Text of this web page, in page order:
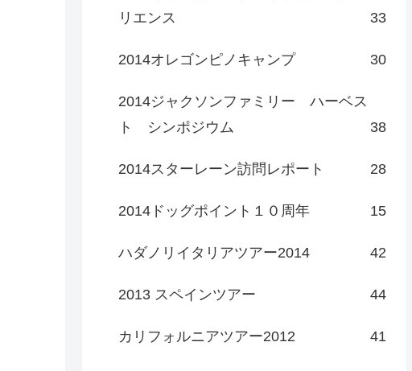
リエンス
33
2014オレゴンピノキャンプ 30
2014ジャクソンファミリー ハーベス
ト シンポジウム
38
2014スターレーン訪問レポート 28
2014ドッグポイント１０周年 15
ハダノリイタリアツアー2014 42
2013 スペインツアー 44
カリフォルニアツアー2012 41